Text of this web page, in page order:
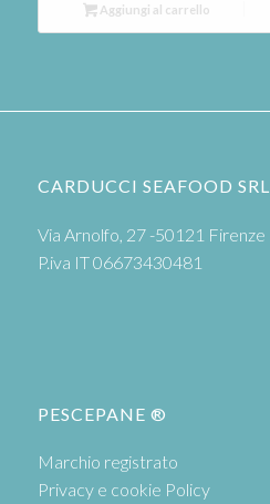
Aggiungi al carrello
CARDUCCI SEAFOOD SRL
Via Arnolfo, 27 -50121 Firenze
P.iva IT 06673430481
PESCEPANE ®
Marchio registrato
Privacy e cookie Policy